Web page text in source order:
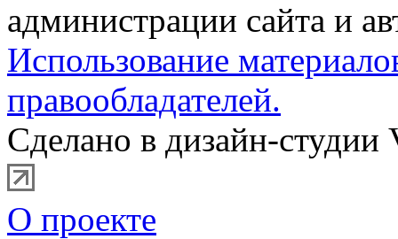
администрации сайта и
Использование
правообладателей.
Сделано в дизайн-студии
О проекте